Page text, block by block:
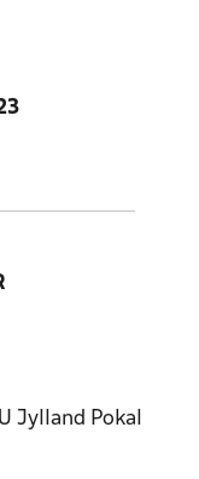
Jylland Pokal